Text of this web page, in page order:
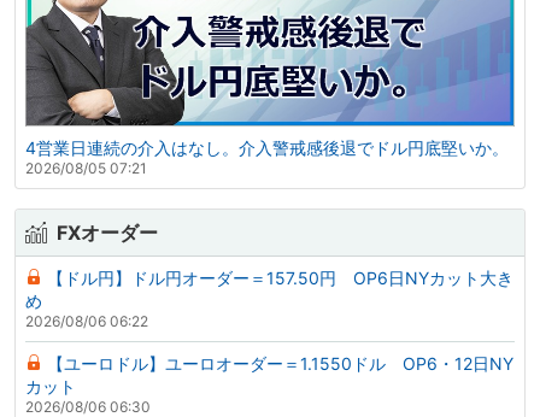
4営業日連続の介入はなし。介入警戒感後退でドル円底堅いか。
2026/08/05 07:21
FXオーダー
【ドル円】ドル円オーダー＝157.50円 OP6日NYカット大き
め
2026/08/06 06:22
【ユーロドル】ユーロオーダー＝1.1550ドル OP6・12日NY
カット
2026/08/06 06:30